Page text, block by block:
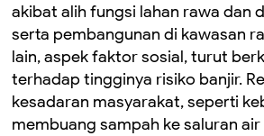
akibat alih fungsi lahan rawa dan
serta pembangunan di kawasan
lain, aspek faktor sosial, turut
terhadap tingginya risiko banjir.
kesadaran masyarakat, seperti
membuang sampah ke saluran